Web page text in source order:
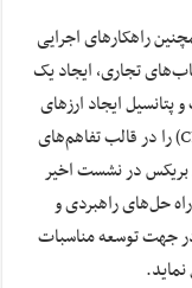
راهکار‌های اجرایی
تجاری، ایجاد یک
ایجاد ارز‌های
دیجیتال بانک‌های مرکزی عضو گروه بریکس (CBDC) را در قالب تفاهم‌های
بریکس در نشست اخیر
حل‌های راهبردی و
در جهت توسعه مناسبات